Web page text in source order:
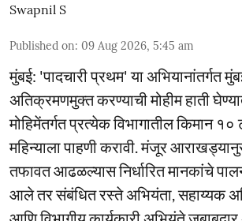
Swapnil S
Published on: 09 Aug 2026, 5:45 am
मुंबई: 'पादचारी प्रथम' या अभियानांतर्गत
अतिक्रमणमुक्त करण्याची मोहीम हाती
मोहिमेंतर्गत प्रत्येक विभागातील किमान
महिन्याला पाहणी करावी. मंजूर
तफावत आढळल्यास निर्धारित मानकांचे
आले तर संबंधित रस्ते अभियंता, सहाय्यक